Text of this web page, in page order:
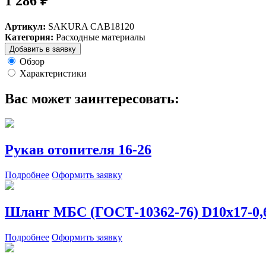
Артикул: SAKURA CAB18120
Категория: Расходные материалы
Добавить в заявку
Обзор
Характеристики
Вас может заинтересовать:
Рукав отопителя 16-26
Подробнее Оформить заявку
Шланг МБС (ГОСТ-10362-76) D10х17-
Подробнее Оформить заявку